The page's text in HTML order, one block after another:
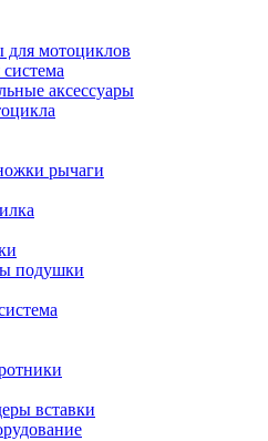
для мотоциклов
аксессуары
рычаги
подушки
вставки